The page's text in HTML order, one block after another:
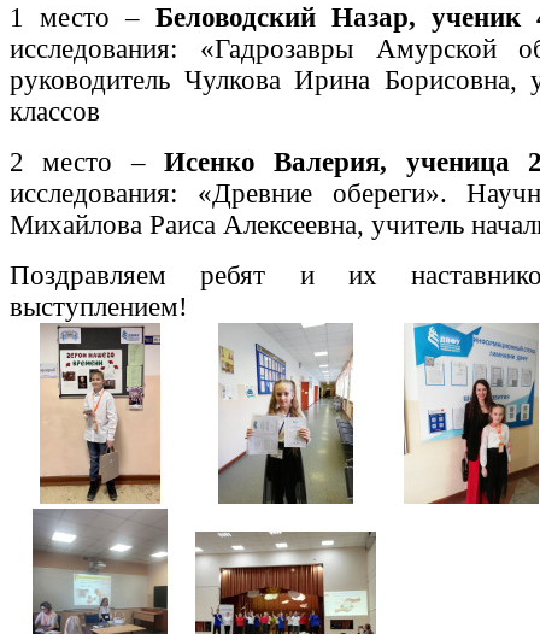
1 место – Беловодский Назар,
исследования: «Гадрозавры Амурской
руководитель Чулкова Ирина Борисовна,
классов
2 место – Исенко Валерия, ученица
исследования: «Древние обереги».
Михайлова Раиса Алексеевна, учитель
Поздравляем ребят и их
выступлением!